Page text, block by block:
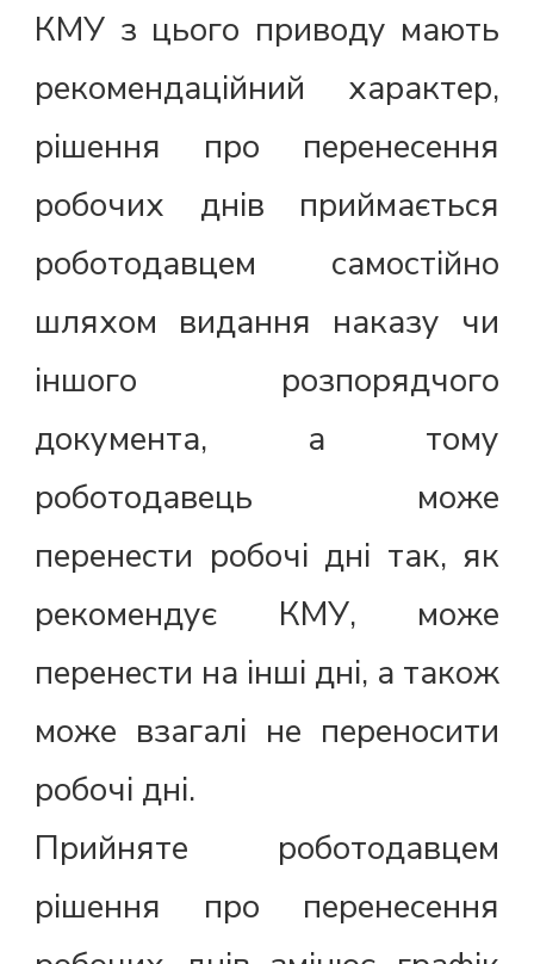
КМУ з цього приводу мають
рекомендаційний характер,
рішення про перенесення
робочих днів приймається
роботодавцем самостійно
шляхом видання наказу чи
іншого розпорядчого
документа, а тому
роботодавець може
перенести робочі дні так, як
рекомендує КМУ, може
перенести на інші дні, а також
може взагалі не переносити
робочі дні.
Прийняте роботодавцем
рішення про перенесення